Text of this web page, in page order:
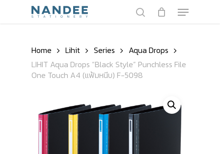
Menu
Home Lihit Series
Aqua Drops
LIHIT Aqua Drops “Black Style” Punchless File
One Touch A4 (แฟ้มหนีบ) F-5098